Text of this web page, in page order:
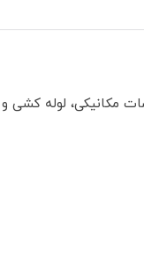
مکانیکی، لوله